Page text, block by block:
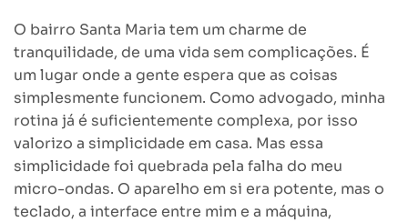
O bairro Santa Maria tem um charme de
tranquilidade, de uma vida sem complicações. É
um lugar onde a gente espera que as coisas
simplesmente funcionem. Como advogado, minha
rotina já é suficientemente complexa, por isso
valorizo a simplicidade em casa. Mas essa
simplicidade foi quebrada pela falha do meu
micro-ondas. O aparelho em si era potente, mas o
teclado, a interface entre mim e a máquina,